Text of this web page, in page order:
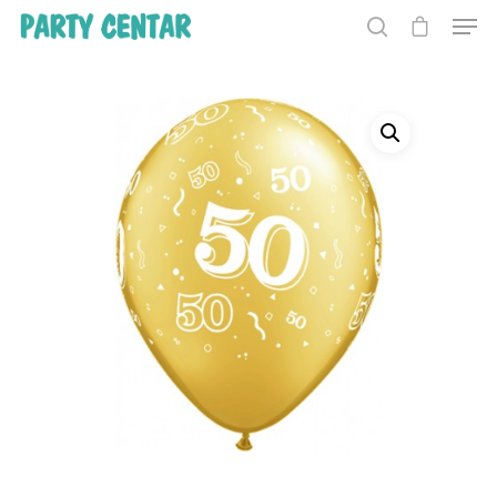
Hit enter to search or ESC to close